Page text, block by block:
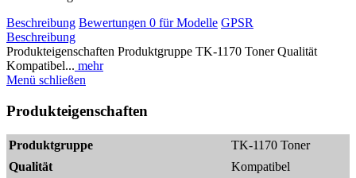
Beschreibung Bewertungen 0 für Modelle GPSR
Beschreibung
Produkteigenschaften Produktgruppe TK-1170 Toner Qualität
Kompatibel... mehr
Menü schließen
Produkteigenschaften
Produktgruppe
TK-1170 Toner
Qualität
Kompatibel